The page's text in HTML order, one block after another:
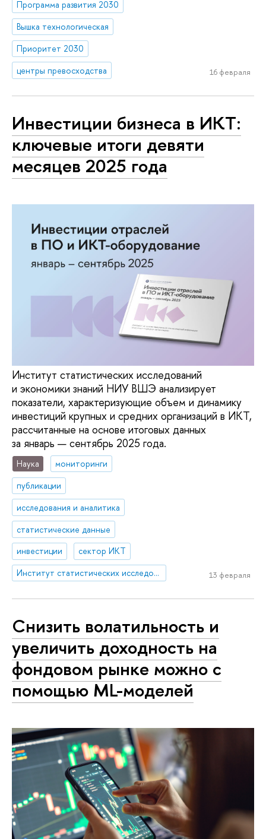
Программа развития 2030
Вышка технологическая
Приоритет 2030
центры превосходства
16 февраля
Инвестиции бизнеса в ИКТ:
ключевые итоги девяти
месяцев 2025 года
Институт статистических исследований
и экономики знаний НИУ ВШЭ анализирует
показатели, характеризующие объем и динамику
инвестиций крупных и средних организаций в ИКТ,
рассчитанные на основе итоговых данных
за январь — сентябрь 2025 года.
Наука
мониторинги
публикации
исследования и аналитика
статистические данные
инвестиции
сектор ИКТ
Институт статистических исследований и экономики знаний
13 февраля
Снизить волатильность и
увеличить доходность на
фондовом рынке можно с
помощью ML-моделей